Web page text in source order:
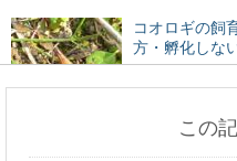
コオロギの飼
方・孵化しな
この